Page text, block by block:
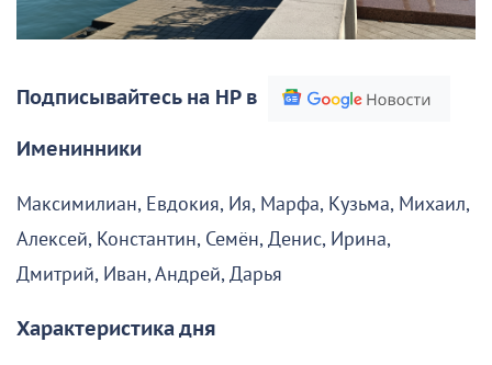
Подписывайтесь на НР в
Именинники
Максимилиан, Евдокия, Ия, Марфа, Кузьма, Михаил,
Алексей, Константин, Семён, Денис, Ирина,
Дмитрий, Иван, Андрей, Дарья
Характеристика дня